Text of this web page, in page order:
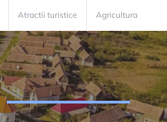
Atractii turistice Agricultura